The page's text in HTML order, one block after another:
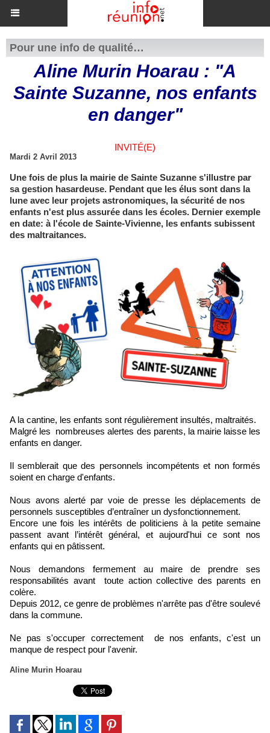
Pour une info de qualité…
Aline Murin Hoarau : "A
Sainte Suzanne, nos enfants
en danger"
INVITÉ(E)
Mardi 2 Avril 2013
Une fois de plus la mairie de Sainte Suzanne s'illustre par
sa gestion hasardeuse. Pendant que les élus sont dans la
lune avec leur projets astronomiques, la sécurité de nos
enfants n'est plus assurée dans les écoles. Dernier exemple
en date: à l'école de Sainte-Vivienne, les enfants subissent
des maltraitances.
A la cantine, les enfants sont régulièrement insultés, maltraités.
Malgré les nombreuses alertes des parents, la mairie laisse les
enfants en danger.
Il semblerait que des personnels incompétents et non formés
soient en charge d'enfants.
Nous avons alerté par voie de presse les déplacements de
personnels susceptibles d’entraîner un dysfonctionnement.
Encore une fois les intérêts de politiciens à la petite semaine
passent avant l’intérêt général, et aujourd'hui ce sont nos
enfants qui en pâtissent.
Nous demandons fermement au maire de prendre ses
responsabilités avant toute action collective des parents en
colère.
Depuis 2012, ce genre de problèmes n'arrête pas d'être soulevé
dans la commune.
Ne pas s'occuper correctement de nos enfants, c'est un
manque de respect pour l'avenir.
Aline Murin Hoarau